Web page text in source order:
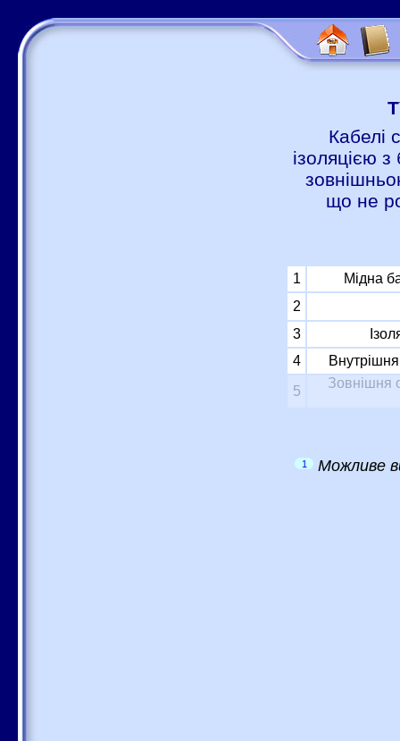
Кабелі
ізоляцією з
що не
1
Мідна
2
3
4
Внутрішня
5
Зовнішня
1 Можливе